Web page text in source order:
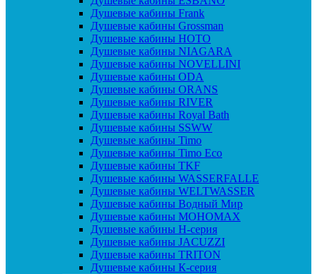
Душевые кабины Frank
Душевые кабины Grossman
Душевые кабины HOTO
Душевые кабины NIAGARA
Душевые кабины NOVELLINI
Душевые кабины ODA
Душевые кабины ORANS
Душевые кабины RIVER
Душевые кабины Royal Bath
Душевые кабины SSWW
Душевые кабины Timo
Душевые кабины Timo Eco
Душевые кабины TKF
Душевые кабины WASSERFALLE
Душевые кабины WELTWASSER
Душевые кабины Водный Мир
Душевые кабины МОНОМАХ
Душевые кабины H-серия
Душевые кабины JACUZZI
Душевые кабины TRITON
Душевые кабины К-серия